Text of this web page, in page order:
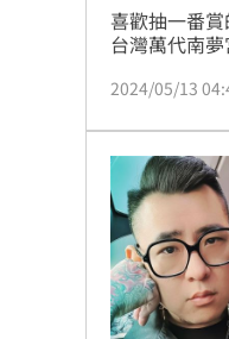
喜歡抽一番
台灣萬代南
（Snoopy）
市和各一番
官方代理的
2024/05/13